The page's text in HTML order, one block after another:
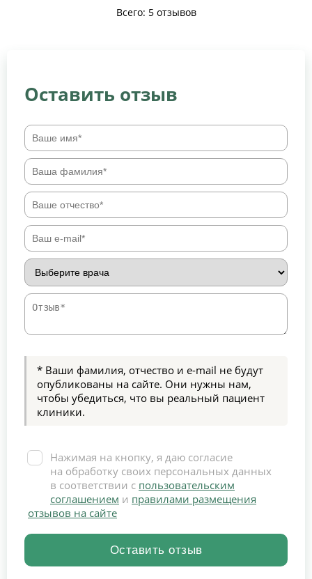
Всего: 5 отзывов
Оставить отзыв
* Ваши фамилия, отчество и e-mail не будут
опубликованы на сайте. Они нужны нам,
чтобы убедиться, что вы реальный пациент
клиники.
Нажимая на кнопку, я даю согласие
на обработку своих персональных данных
в соответствии с пользовательским
соглашением и правилами размещения
отзывов на сайте